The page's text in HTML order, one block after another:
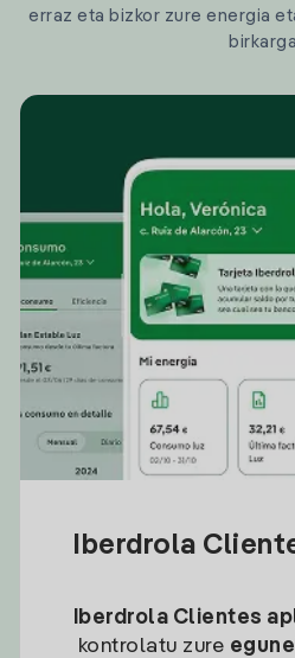
erraz eta bizkor zure energia
Iberdrola
Iberdrola Clientes
kontrolatu zure